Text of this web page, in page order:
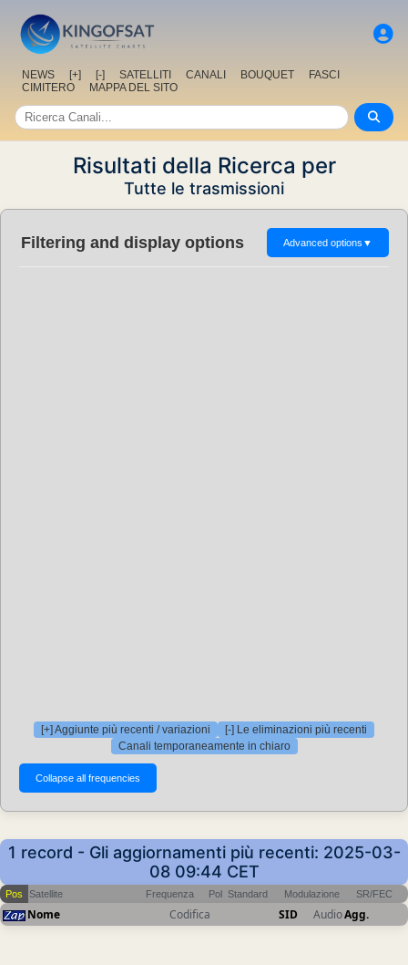
NEWS [+] [-] SATELLITI CANALI BOUQUET
FASCI
CIMITERO
MAPPA DEL SITO
Risultati della Ricerca per
Tutte le trasmissioni
Filtering and display options Advanced options ▼
[+] Aggiunte più recenti / variazioni
[-] Le eliminazioni più recenti
Canali temporaneamente in chiaro
1 record - Gli aggiornamenti più recenti: 2025-03-
08 09:44 CET
Pos Satellite Frequenza Pol Standard Modulazione SR/FEC
Nome Codifica SID AudioAgg.